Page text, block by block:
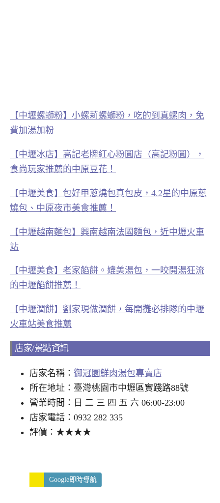
【中壢螺螄粉】小螺莉螺螄粉，吃的到真螺肉，免
費加湯加粉
【中壢冰店】高記老牌紅心粉圓店（高記粉圓），
食尚玩家推薦的中原豆花！
【中壢美食】包好甲蔥燒包真包皮，4.2星的中原蔥
燒包、中原夜市美食推薦！
【中壢越南麵包】興南越南法國麵包，近中壢火車
站
【中壢美食】老家餡餅。媲美湯包，一咬開湯狂流
的中壢餡餅推薦！
【中壢潤餅】劉家現做潤餅，每開攤必排隊的中壢
火車站美食推薦
店家/景點資訊
店家名稱： 御冠園鮮肉湯包專賣店
所在地址：臺灣桃園市中壢區實踐路88號
營業時間：日 二 三 四 五 六 06:00-23:00
店家電話：0932 282 335
評價：★★★★
Google即時導航